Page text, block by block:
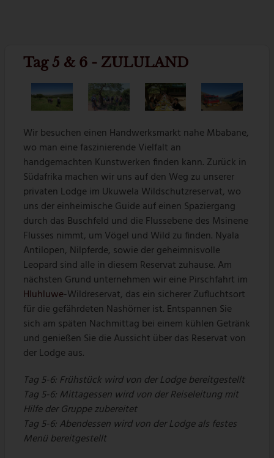
Tag 5 & 6 - ZULULAND
Wir besuchen einen Handwerksmarkt nahe Mbabane,
wo man eine faszinierende Vielfalt an
handgemachten Kunstwerken finden kann. Zurück in
Südafrika machen wir uns auf den Weg zu unserer
privaten Lodge im Ukuwela Wildschutzreservat, wo
uns der einheimische Guide auf einen Spaziergang
durch das Buschfeld und die Flussebene des Msinene
Flusses nimmt, um Vögel und Wild zu finden. Nyala
Antilopen, Nilpferde, sowie der geheimnisvolle
Leopard sind alle in diesem Reservat zuhause. Am
nächsten Grund unternehmen wir eine Pirschfahrt im
Hluhluwe-Wildreservat, das ein sicherer Zufluchtsort
für die gefährdeten Nashörner ist. Entspannen Sie
sich am späten Nachmittag bei einem kühlen Getränk
und genießen Sie die Aussicht über das Reservat von
der Lodge aus.
Tag 5-6: Frühstück wird von der Lodge bereitgestellt
Tag 5-6: Mittagessen wird von der Reiseleitung mit
Hilfe der Gruppe zubereitet
Tag 5-6: Abendessen wird von der Lodge als festes
Menü bereitgestellt